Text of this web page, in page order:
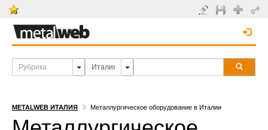
METALWEB ИТАЛИЯ Металлургическое оборудование в Италии